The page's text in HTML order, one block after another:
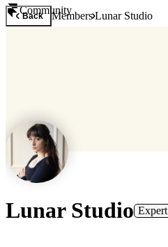
Community
Back MembersLunar Studio
Lunar Studio Expert